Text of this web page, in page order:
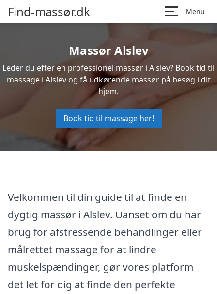
Find-massør.dk Menu
Massør Alslev
Leder du efter en professionel massør i Alslev? Book tid til
massage i Alslev og få udkørende massør på besøg i dit
hjem.
Book tid til massage her!
Velkommen til din guide til at finde en
dygtig massør i Alslev. Uanset om du har
brug for afstressende behandlinger eller
målrettet massage for at lindre
muskelspændinger, gør vores platform
det let for dig at finde den perfekte